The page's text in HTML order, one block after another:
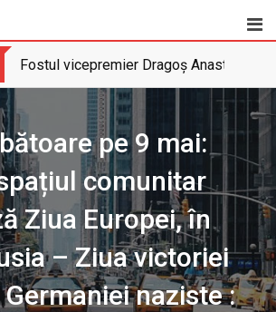
Fostul vicepremier Dragoș Anastasiu
pe 9 mai:
comunitar
Ziua Europei, în
– Ziua victoriei
naziste :